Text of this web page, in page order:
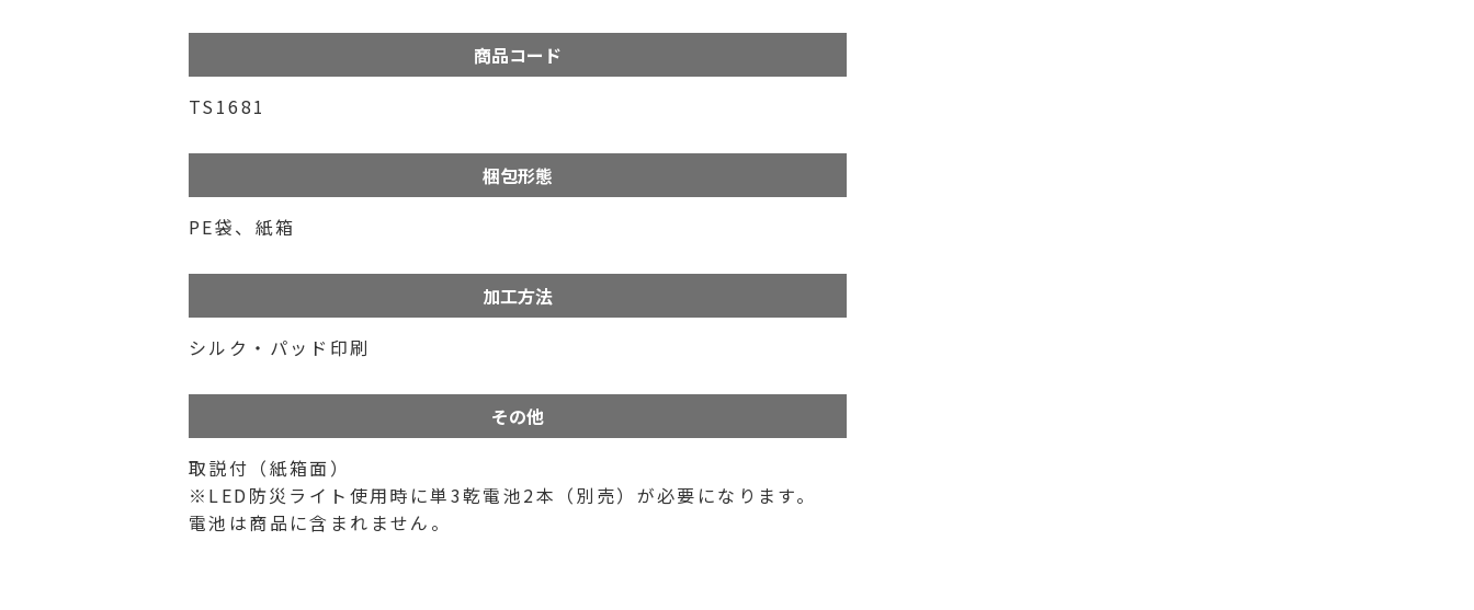
商品コード
TS1681
梱包形態
PE袋、紙箱
加工方法
シルク・パッド印刷
その他
取説付（紙箱面）
※LED防災ライト使用時に単3乾電池2本（別売）が必要になります。
電池は商品に含まれません。